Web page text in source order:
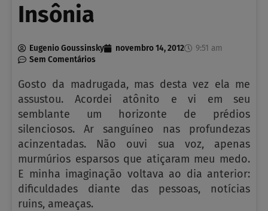
Insônia
Eugenio Goussinsky novembro 14, 2012
9:51 am
Sem Comentários
Gosto da madrugada, mas desta vez ela me
assustou. Acordei atônito e vi em seu
semblante um horizonte de prédios
silenciosos. Ar sanguíneo nas profundezas
acinzentadas. Não ouvi sua voz, apenas
murmúrios esparsos que atiçaram meu medo.
E minha imaginação voltava ao dia anterior:
dificuldades diante das pessoas, notícias
ruins, ameaças.